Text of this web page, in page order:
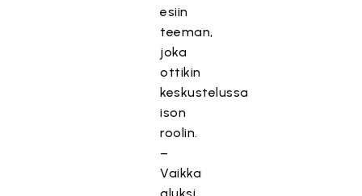
esiin
teeman,
joka
ottikin
keskustelussa
ison
roolin.
–
Vaikka